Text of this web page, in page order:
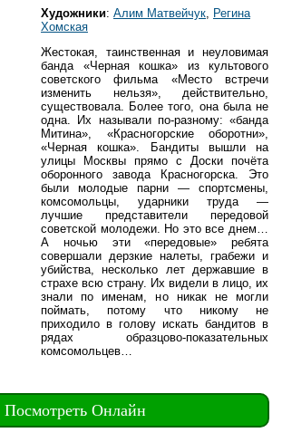
Художники: Алим Матвейчук Регина
Хомская
Жестокая, таинственная и неуловимая
банда «Черная кошка» из культового
советского фильма «Место встречи
изменить нельзя», действительно,
существовала. Более того, она была не
одна. Их называли по-разному: «банда
Митина», «Красногорские оборотни»,
«Черная кошка». Бандиты вышли на
улицы Москвы прямо с Доски почёта
оборонного завода Красногорска. Это
были молодые парни — спортсмены,
комсомольцы, ударники труда —
лучшие представители передовой
советской молодежи. Но это все днем…
А ночью эти «передовые» ребята
совершали дерзкие налеты, грабежи и
убийства, несколько лет державшие в
страхе всю страну. Их видели в лицо, их
знали по именам, но никак не могли
поймать, потому что никому не
приходило в голову искать бандитов в
рядах образцово-показательных
комсомольцев…
Посмотреть Онлайн